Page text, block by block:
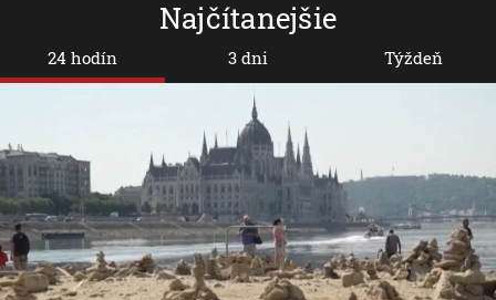
Najčítanejšie
24 hodín 3 dni Týždeň